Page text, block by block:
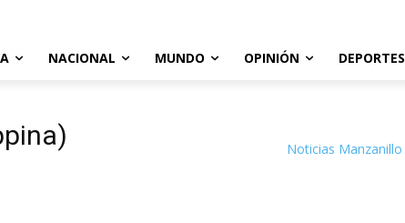
NACIONAL MUNDO OPINIÓN DEPORTES
Noticias Manzanillo